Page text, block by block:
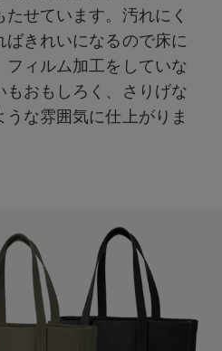
せています。汚れにく
ばきれいになるので床に
ィルム加工をしていな
もおもしろく、さりげな
な雰囲気に仕上がりま